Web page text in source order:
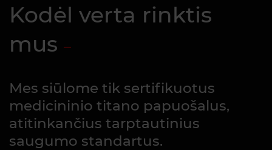
Kodėl verta rinktis
mus
Mes siūlome tik sertifikuotus
medicininio titano papuošalus,
atitinkančius tarptautinius
saugumo standartus.